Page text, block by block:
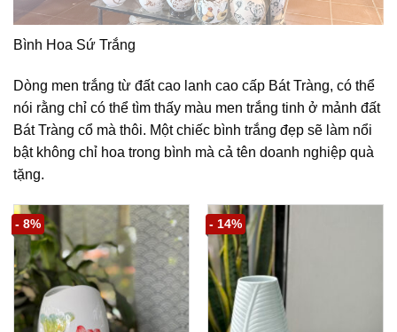
Bình Hoa Sứ Trắng
Dòng men trắng từ đất cao lanh cao cấp Bát Tràng, có thể
nói rằng chỉ có thể tìm thấy màu men trắng tinh ở mảnh đất
Bát Tràng cổ mà thôi. Một chiếc bình trắng đẹp sẽ làm nổi
bật không chỉ hoa trong bình mà cả tên doanh nghiệp quà
tặng.
- 8% - 14%